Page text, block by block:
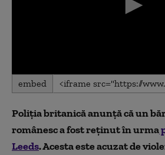
0
seconds
seconds
embed
Poliția britanică anunță că un
românesc a fost reținut în urma
Leeds. Acesta este acuzat de